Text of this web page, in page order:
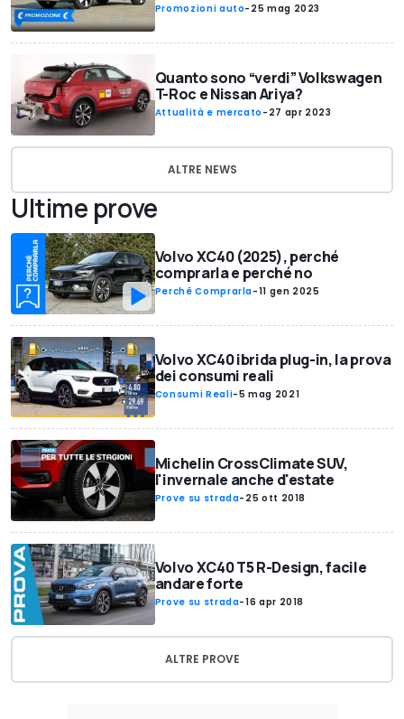
Promozioni auto- 25 mag 2023
Quanto sono “verdi” Volkswagen
T-Roc e Nissan Ariya?
Attualità e mercato - 27 apr 2023
ALTRE NEWS
Ultime prove
Volvo XC40 (2025), perché
comprarla e perché no
Perché Comprarla-11 gen 2025
Volvo XC40 ibrida plug-in, la prova
dei consumi reali
Consumi Reali-5 mag 2021
Michelin CrossClimate SUV,
l'invernale anche d'estate
Prove su strada- 25 ott 2018
Volvo XC40 T5 R-Design, facile
andare forte
Prove su strada-16 apr 2018
ALTRE PROVE